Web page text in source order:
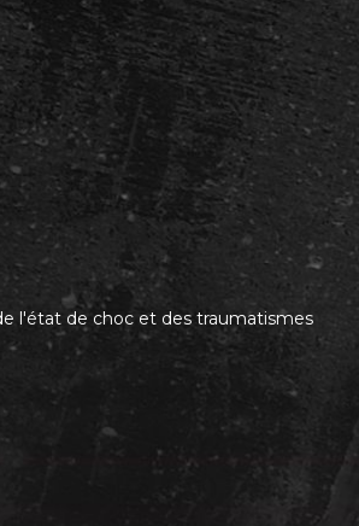
l'état de choc et des traumatismes